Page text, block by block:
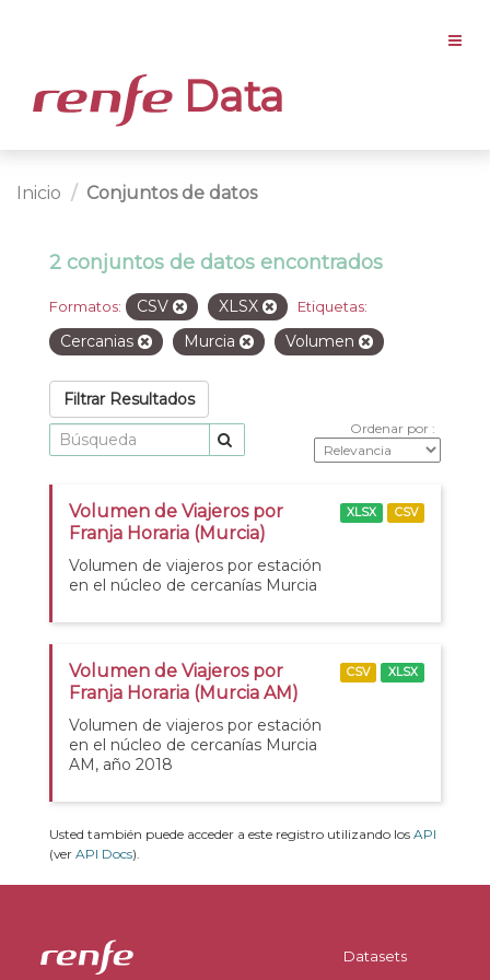
Data
Inicio Conjuntos de datos
2 conjuntos de datos encontrados
Formatos: CSV XLSX Etiquetas:
Cercanias Murcia Volumen
Filtrar Resultados
Ordenar por
Volumen de Viajeros por
Franja Horaria (Murcia)
Volumen de viajeros por estación
en el núcleo de cercanías Murcia
XLSX CSV
Volumen de Viajeros por
Franja Horaria (Murcia AM)
Volumen de viajeros por estación
en el núcleo de cercanías Murcia
AM, año 2018
CSV XLSX
Usted también puede acceder a este registro utilizando los API
(ver API Docs).
Datasets